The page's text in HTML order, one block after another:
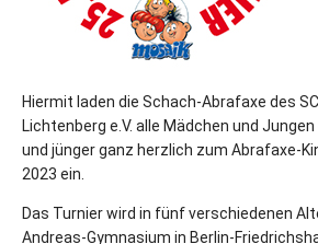
Hiermit laden die Schach-Abrafaxe des
Lichtenberg e.V. alle Mädchen und
und jünger ganz herzlich zum Abrafaxe-
2023 ein.
Das Turnier wird in fünf verschiedenen
Andreas-Gymnasium in Berlin-